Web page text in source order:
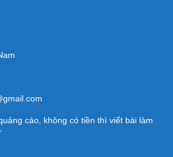
cáo, không có tiền thì viết bài làm